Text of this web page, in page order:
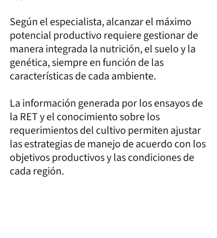
Según el especialista, alcanzar el máximo
potencial productivo requiere gestionar de
manera integrada la nutrición, el suelo y la
genética, siempre en función de las
características de cada ambiente.
La información generada por los ensayos de
la RET y el conocimiento sobre los
requerimientos del cultivo permiten ajustar
las estrategias de manejo de acuerdo con los
objetivos productivos y las condiciones de
cada región.